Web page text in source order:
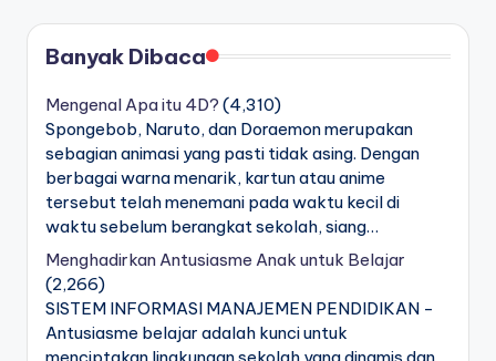
pos
Banyak Dibaca
Mengenal Apa itu 4D? (4,310)
Spongebob, Naruto, dan Doraemon merupakan
sebagian animasi yang pasti tidak asing. Dengan
berbagai warna menarik, kartun atau anime
tersebut telah menemani pada waktu kecil di
waktu sebelum berangkat sekolah, siang…
Menghadirkan Antusiasme Anak untuk Belajar
(2,266)
SISTEM INFORMASI MANAJEMEN PENDIDIKAN -
Antusiasme belajar adalah kunci untuk